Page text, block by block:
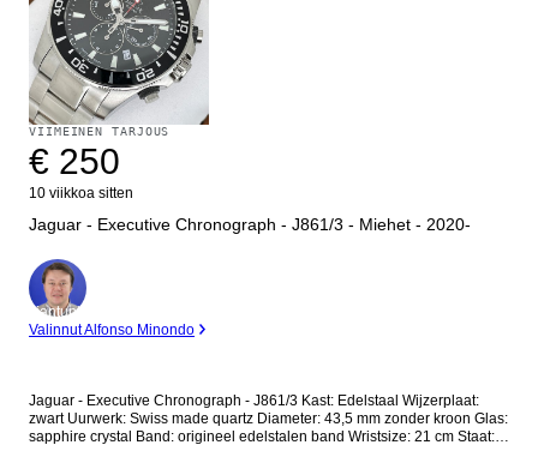
VIIMEINEN TARJOUS
€ 250
10 viikkoa sitten
Jaguar - Executive Chronograph - J861/3 - Miehet - 2020-
asiantuntija
Valinnut Alfonso Minondo
Jaguar - Executive Chronograph - J861/3 Kast: Edelstaal Wijzerplaat:
zwart Uurwerk: Swiss made quartz Diameter: 43,5 mm zonder kroon Glas:
sapphire crystal Band: origineel edelstalen band Wristsize: 21 cm Staat: